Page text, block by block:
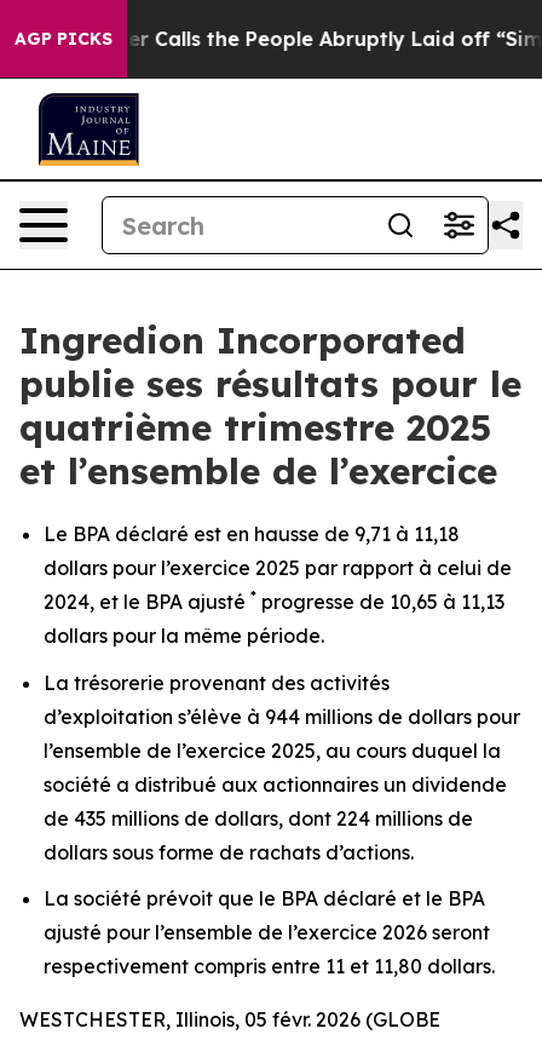
AGP PICKS
the People Abruptly Laid off “Simply a Math
Ingredion Incorporated
publie ses résultats pour le
quatrième trimestre 2025
et l’ensemble de l’exercice
Le BPA déclaré est en hausse de 9,71 à 11,18
dollars pour l’exercice 2025 par rapport à celui de
2024, et le BPA ajusté * progresse de 10,65 à 11,13
dollars pour la même période.
La trésorerie provenant des activités
d’exploitation s’élève à 944 millions de dollars pour
l’ensemble de l’exercice 2025, au cours duquel la
société a distribué aux actionnaires un dividende
de 435 millions de dollars, dont 224 millions de
dollars sous forme de rachats d’actions.
La société prévoit que le BPA déclaré et le BPA
ajusté pour l’ensemble de l’exercice 2026 seront
respectivement compris entre 11 et 11,80 dollars.
WESTCHESTER, Illinois, 05 févr. 2026 (GLOBE